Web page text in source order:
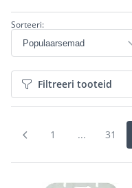
Sorteeri:
Filtreeri tooteid
1 ... 31